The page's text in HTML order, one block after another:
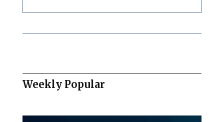
Weekly Popular